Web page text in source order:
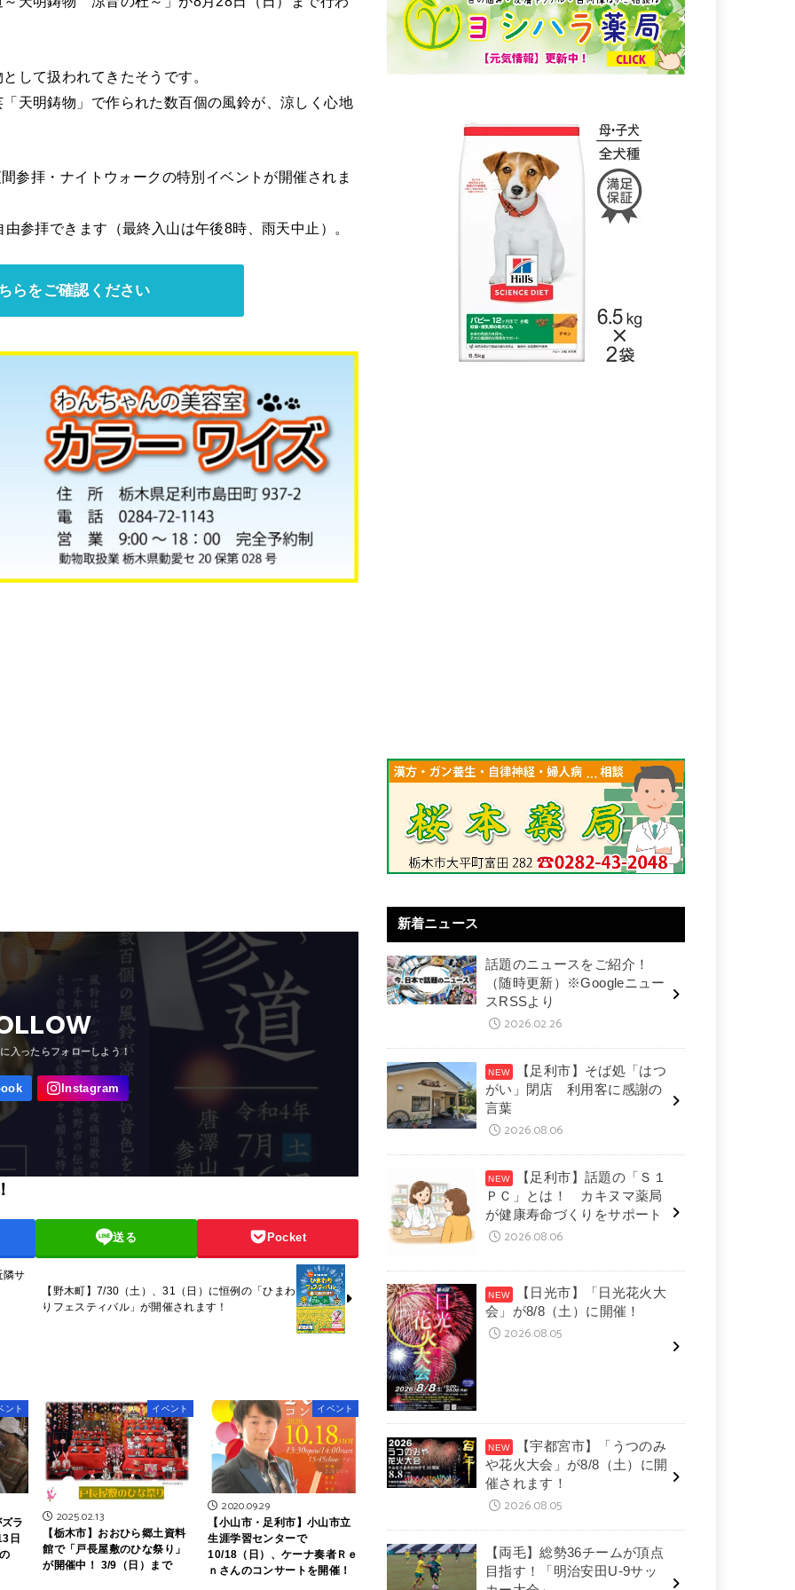
して扱われてきたそうです。
天明鋳物」で作られた数百個の風鈴が、涼しく心地
参拝・ナイトウォークの特別イベントが開催されま
参拝できます（最終入山は午後8時、雨天中止）。
らをご確認ください
送る Pocket
隣サ
【野木町】7/30（土）、31（日）に恒例の「ひまわ
りフェスティバル」が開催されます！
ント
ラ
日
イベント
2025.02.13
【栃木市】おおひら郷土資料
館で「戸長屋敷のひな祭り」
が開催中！ 3/9（日）まで
イベント
2020.09.29
【小山市・足利市】小山市立
生涯学習センターで
10/18（日）、ケーナ奏者Ｒｅ
ｎさんのコンサートを開催！
新着ニュース
話題のニュースをご紹介！
（随時更新）※Googleニュー
スRSSより
2026.02.26
【足利市】そば処「はつ
がい」閉店 利用客に感謝の
言葉
2026.08.06
【足利市】話題の「Ｓ１
ＰＣ」とは！ カキヌマ薬局
が健康寿命づくりをサポート
2026.08.06
【日光市】「日光花火大
会」が8/8（土）に開催！
2026.08.05
【宇都宮市】「うつのみ
や花火大会」が8/8（土）に開
催されます！
2026.08.05
【両毛】総勢36チームが頂点
目指す！「明治安田U-9サッ